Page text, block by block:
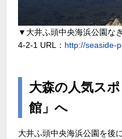
▼大井ふ頭中央海浜公園な
4-2-1 URL： http://seaside-
大森の人気ス
館」へ
大井ふ頭中央海浜公園を後